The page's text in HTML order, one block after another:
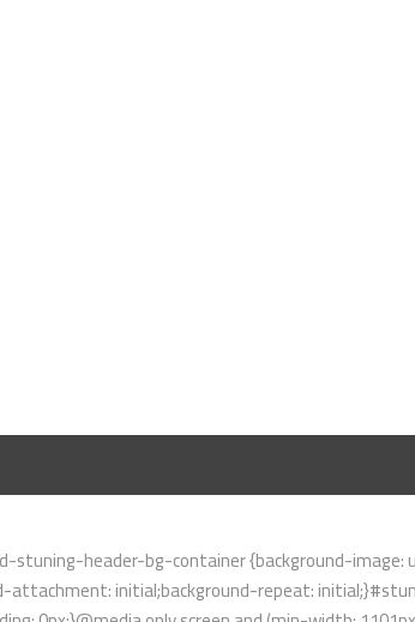
stuning-header-bg-container {background-
attachment: initial;background-repeat: